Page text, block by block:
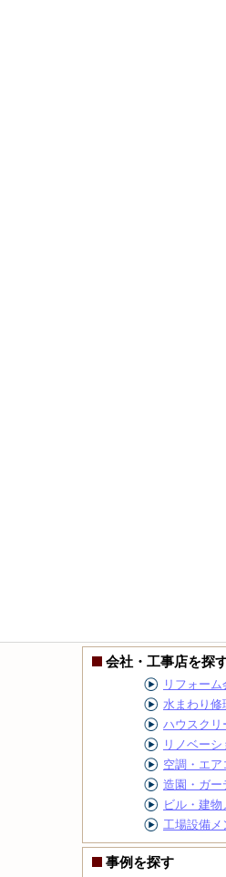
会社・工事店を探
リフォー
水まわり修
ハウスクリ
リノベー
空調・エア
造園・ガー
ビル・建
工場設備メ
事例を探す